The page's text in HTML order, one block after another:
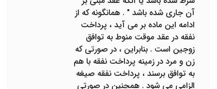
آن جاری شده باشد " . همانگونه که از
ادامه این ماده بر می آید ، پرداخت
نفقه در عقد موقت منوط به توافق
زوجین است . بنابراین ، در صورتی که
زن و مرد در زمینه پرداخت نفقه با هم
به توافق برسند ، پرداخت نفقه صیغه
الزامی می شود . همچنین در صورتی